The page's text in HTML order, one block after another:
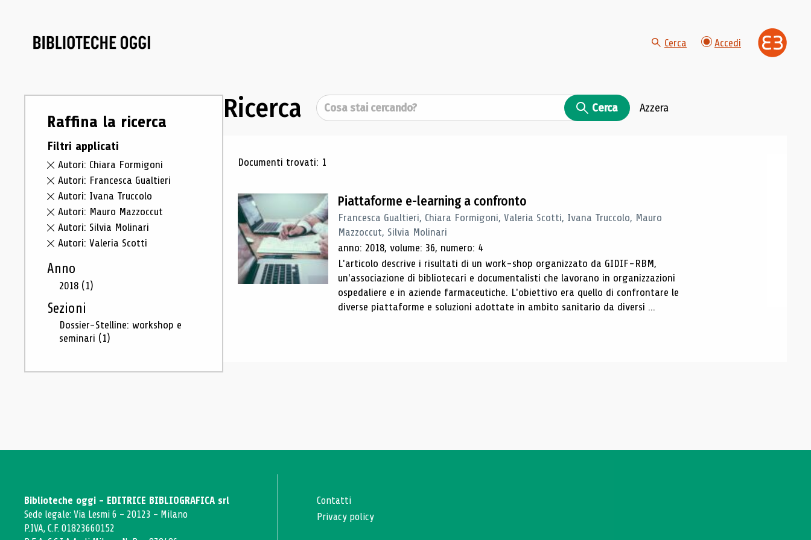
Cerca Accedi
Raffina la ricerca
Filtri applicati
Autori: Chiara Formigoni
Autori: Francesca Gualtieri
Autori: Ivana Truccolo
Autori: Mauro Mazzoccut
Autori: Silvia Molinari
Autori: Valeria Scotti
Anno
2018 (1)
Sezioni
Dossier-Stelline: workshop e
seminari (1)
Ricerca Cerca Cerca Azzera
Risultati di ricerca
Documenti trovati: 1
Piattaforme e-learning a confronto
Francesca Gualtieri, Chiara Formigoni, Valeria Scotti, Ivana Truccolo, Mauro
Mazzoccut, Silvia Molinari
anno: 2018, volume: 36, numero: 4
L'articolo descrive i risultati di un work-shop organizzato da GIDIF-RBM,
un'associazione di bibliotecari e documentalisti che lavorano in organizzazioni
ospedaliere e in aziende farmaceutiche. L'obiettivo era quello di confrontare le
diverse piattaforme e soluzioni adottate in ambito sanitario da diversi ...
Biblioteche oggi - EDITRICE BIBLIOGRAFICA srl
Sede legale: Via Lesmi 6 - 20123 - Milano
P.IVA, C.F. 01823660152
Contatti
Privacy policy